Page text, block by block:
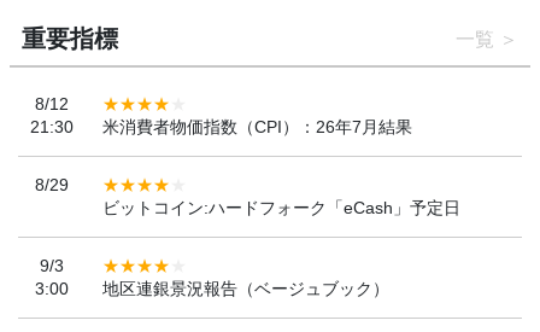
重要指標 一覧
8/12
21:30
米消費者物価指数（CPI）：26年7月結果
8/29
ビットコイン:ハードフォーク「eCash」予定日
9/3
3:00
地区連銀景況報告（ベージュブック）